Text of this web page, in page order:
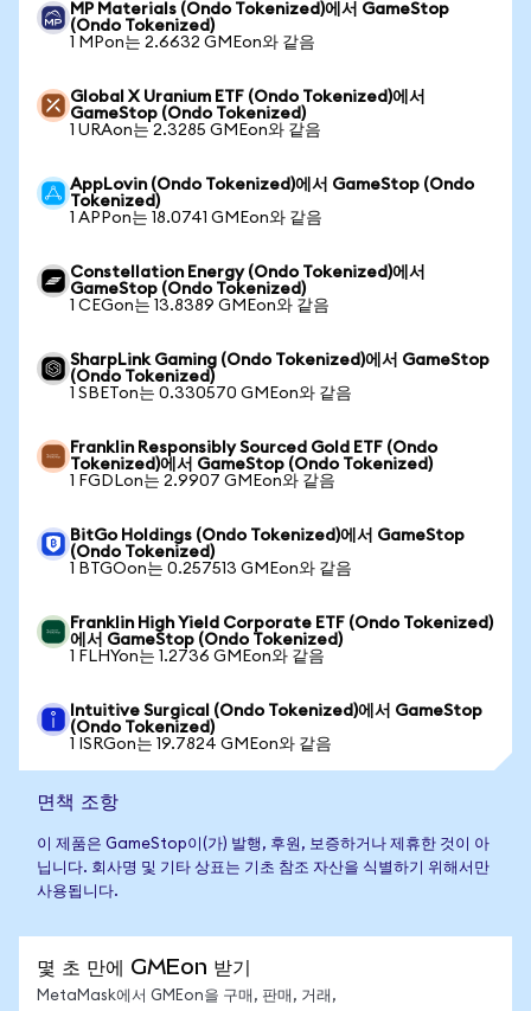
MP Materials (Ondo Tokenized)에서 GameStop
(Ondo Tokenized)
1 MPon는 2.6632 GMEon와 같음
Global X Uranium ETF (Ondo Tokenized)에서
GameStop (Ondo Tokenized)
1 URAon는 2.3285 GMEon와 같음
AppLovin (Ondo Tokenized)에서 GameStop (Ondo
Tokenized)
1 APPon는 18.0741 GMEon와 같음
Constellation Energy (Ondo Tokenized)에서
GameStop (Ondo Tokenized)
1 CEGon는 13.8389 GMEon와 같음
SharpLink Gaming (Ondo Tokenized)에서 GameStop
(Ondo Tokenized)
1 SBETon는 0.330570 GMEon와 같음
Franklin Responsibly Sourced Gold ETF (Ondo
Tokenized)에서 GameStop (Ondo Tokenized)
1 FGDLon는 2.9907 GMEon와 같음
BitGo Holdings (Ondo Tokenized)에서 GameStop
(Ondo Tokenized)
1 BTGOon는 0.257513 GMEon와 같음
Franklin High Yield Corporate ETF (Ondo Tokenized)
에서 GameStop (Ondo Tokenized)
1 FLHYon는 1.2736 GMEon와 같음
Intuitive Surgical (Ondo Tokenized)에서 GameStop
(Ondo Tokenized)
1 ISRGon는 19.7824 GMEon와 같음
면책 조항
이 제품은 GameStop이(가) 발행, 후원, 보증하거나 제휴한 것이 아
닙니다. 회사명 및 기타 상표는 기초 참조 자산을 식별하기 위해서만
사용됩니다.
몇 초 만에 GMEon 받기
MetaMask에서 GMEon을 구매, 판매, 거래,